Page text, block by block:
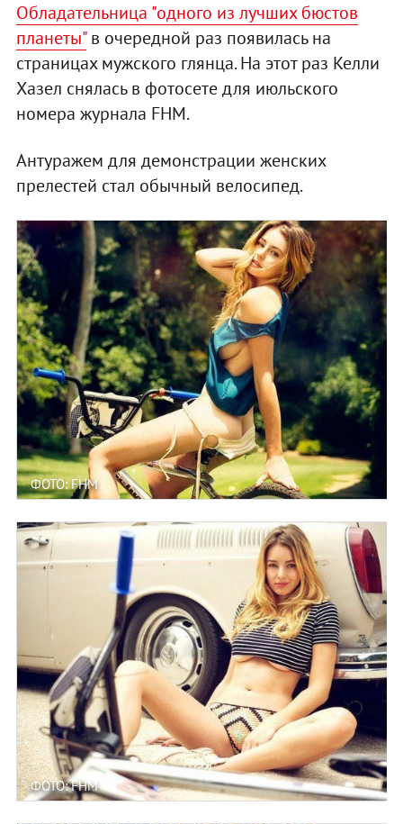
Обладательница "одного из лучших бюстов
планеты"в очередной раз появилась на
страницах мужского глянца. На этот раз Келли
Хазел снялась в фотосете для июльского
номера журнала FHM.
Антуражем для демонстрации женских
прелестей стал обычный велосипед.
ФОТО: FHM
ФОТО: FHM